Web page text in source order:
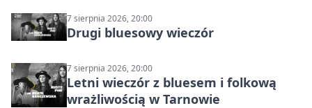
7 sierpnia 2026, 20:00
Drugi bluesowy wieczór
7 sierpnia 2026, 20:00
Letni wieczór z bluesem i folkową
wrażliwością w Tarnowie